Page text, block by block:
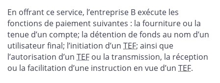
En offrant ce service, l’entreprise B exécute les
fonctions de paiement suivantes : la fourniture ou la
tenue d’un compte; la détention de fonds au nom d’un
utilisateur final; l’initiation d’un TEF; ainsi que
l’autorisation d’un TEF ou la transmission, la réception
ou la facilitation d’une instruction en vue d’un TEF.